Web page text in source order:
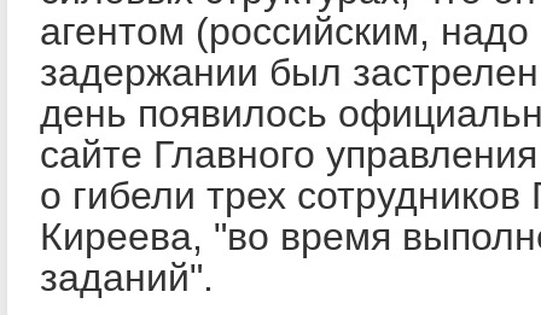
агентом (российским, надо
задержании был
день появилось
сайте Главного
о гибели трех
Киреева, "во время
заданий".